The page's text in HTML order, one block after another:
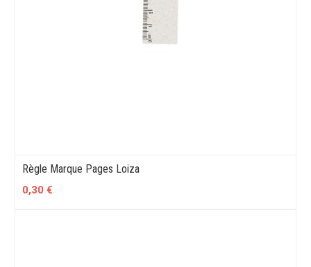
Règle Marque Pages Loiza
0,30 €